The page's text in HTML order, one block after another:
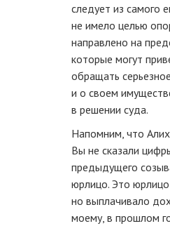
следует из самого
не имело целью
направлено на
которые могут
обращать
и о своем
в решении суда.
Напомним, что
Вы не сказали
предыдущего
юрлицо. Это
но выплачивало
моему, в прошлом